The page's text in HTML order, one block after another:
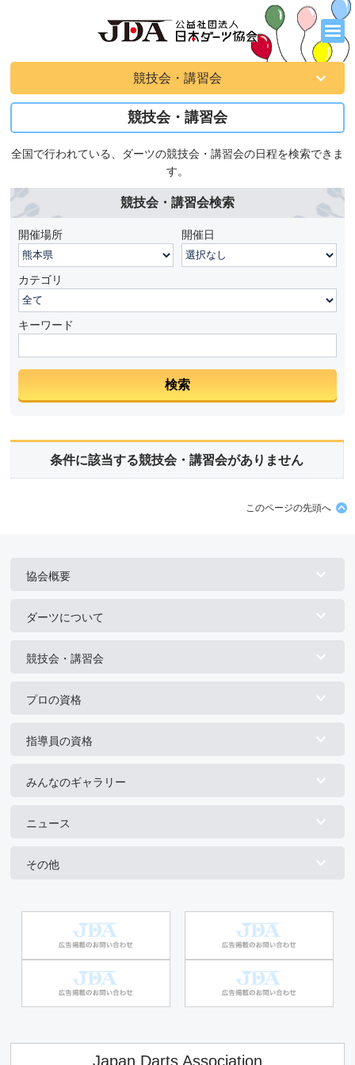
競技会・講習会
競技会・講習会
全国で行われている、ダーツの競技会・講習会の日程を検索できま
す。
競技会・講習会検索
開催場所 開催日
カテゴリ
キーワード
条件に該当する競技会・講習会がありません
このページの先頭へ
協会概要
ダーツについて
競技会・講習会
プロの資格
指導員の資格
みんなのギャラリー
ニュース
その他
Japan Darts Association